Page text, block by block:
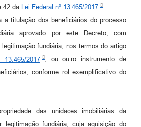
42 da Lei Federal nº 13.465/2017
.
a titulação dos beneficiários do processo
aprovado por este Decreto, com
fundiária, nos termos do artigo
13.465/2017 , ou outro instrumento de
conforme rol exemplificativo do
das unidades imobiliárias da
legitimação fundiária, cuja aquisição do